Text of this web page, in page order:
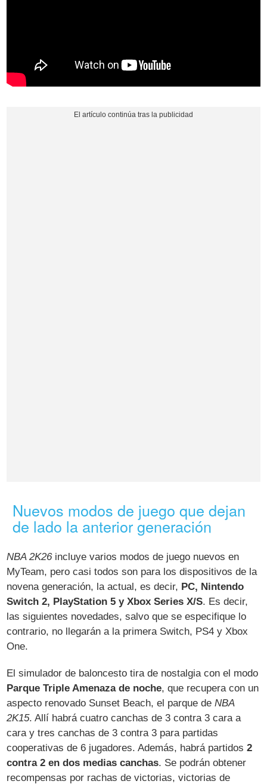
Nuevos modos de juego que dejan
de lado la anterior generación
NBA 2K26incluye varios modos de juego nuevos en
MyTeam, pero casi todos son para los dispositivos de la
novena generación, la actual, es decir, PC, Nintendo
Switch 2, PlayStation 5 y Xbox Series X/S. Es decir,
las siguientes novedades, salvo que se especifique lo
contrario, no llegarán a la primera Switch, PS4 y Xbox
One.
El simulador de baloncesto tira de nostalgia con el modo
Parque Triple Amenaza de noche, que recupera con un
aspecto renovado Sunset Beach, el parque deNBA
2K15. Allí habrá cuatro canchas de 3 contra 3 cara a
cara y tres canchas de 3 contra 3 para partidas
cooperativas de 6 jugadores. Además, habrá partidos2
contra 2 en dos medias canchas. Se podrán obtener
recompensas por rachas de victorias, victorias de